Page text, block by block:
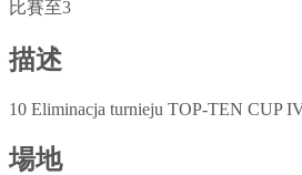
比賽至3
描述
10 Eliminacja turnieju TOP-TEN CUP
場地